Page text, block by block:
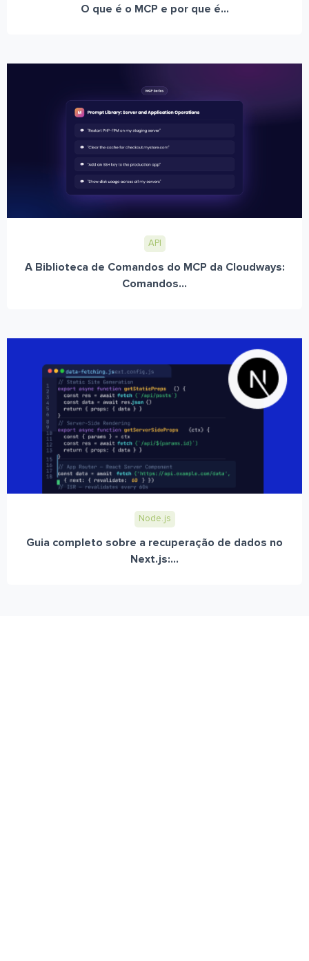
O que é o MCP e por que é...
API
A Biblioteca de Comandos do MCP da Cloudways:
Comandos...
Node.js
Guia completo sobre a recuperação de dados no
Next.js:...